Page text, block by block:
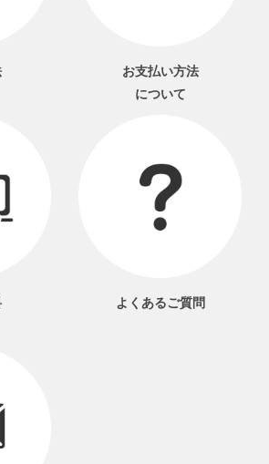
お支払い方法
について
よくあるご質問